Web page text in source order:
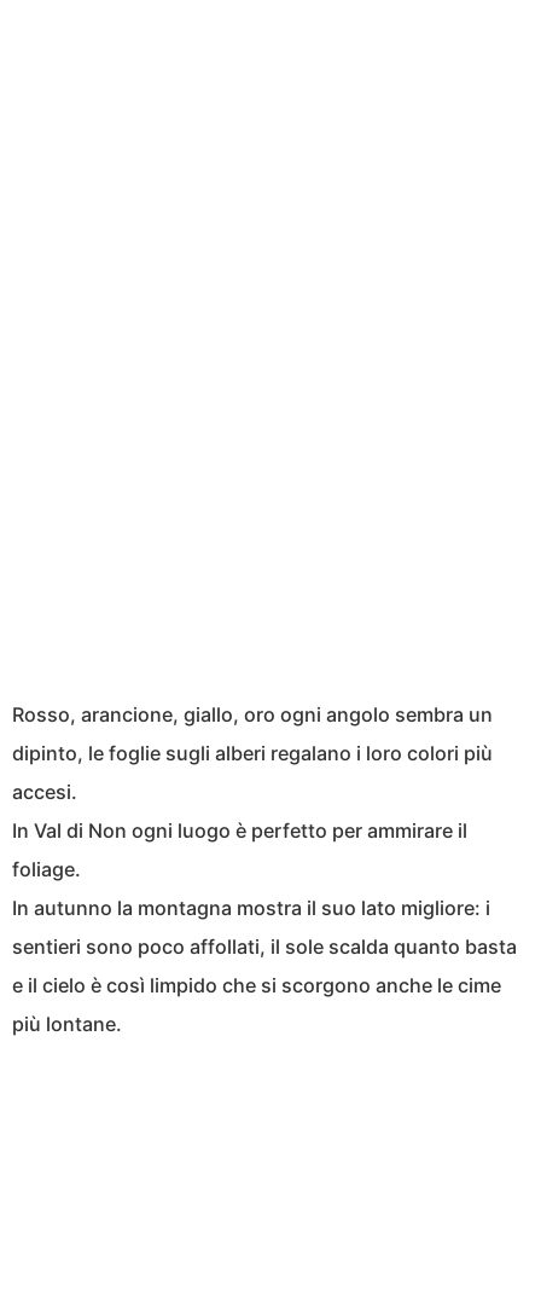
Rosso, arancione, giallo, oro ogni angolo sembra un
dipinto, le foglie sugli alberi regalano i loro colori più
accesi.
In Val di Non ogni luogo è perfetto per ammirare il
foliage.
In autunno la montagna mostra il suo lato migliore: i
sentieri sono poco affollati, il sole scalda quanto basta
e il cielo è così limpido che si scorgono anche le cime
più lontane.